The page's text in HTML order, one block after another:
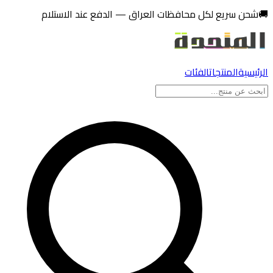
إلى المحتوى
سريع لكل محافظات العراق — الدفع عند الاستلام
المنتجاتالفئات